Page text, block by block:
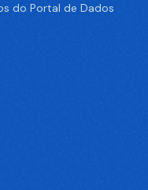
do Portal de Dados